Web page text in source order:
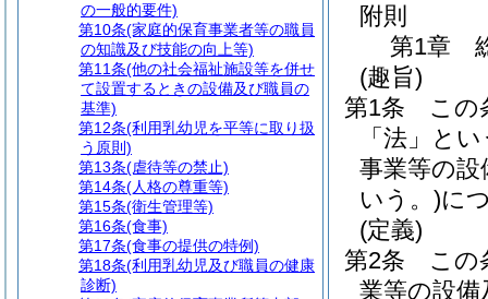
附則
第1章
(趣旨)
第1条
この
「法」と
事業等の
いう。)に
(定義)
第2条
この
業等の設
の一般的要件)
第10条(家庭的保育事業者等の職員
の知識及び技能の向上等)
第11条(他の社会福祉施設等を併せ
て設置するときの設備及び職員の
基準)
第12条(利用乳幼児を平等に取り扱
う原則)
第13条(虐待等の禁止)
第14条(人格の尊重等)
第15条(衛生管理等)
第16条(食事)
第17条(食事の提供の特例)
第18条(利用乳幼児及び職員の健康
診断)